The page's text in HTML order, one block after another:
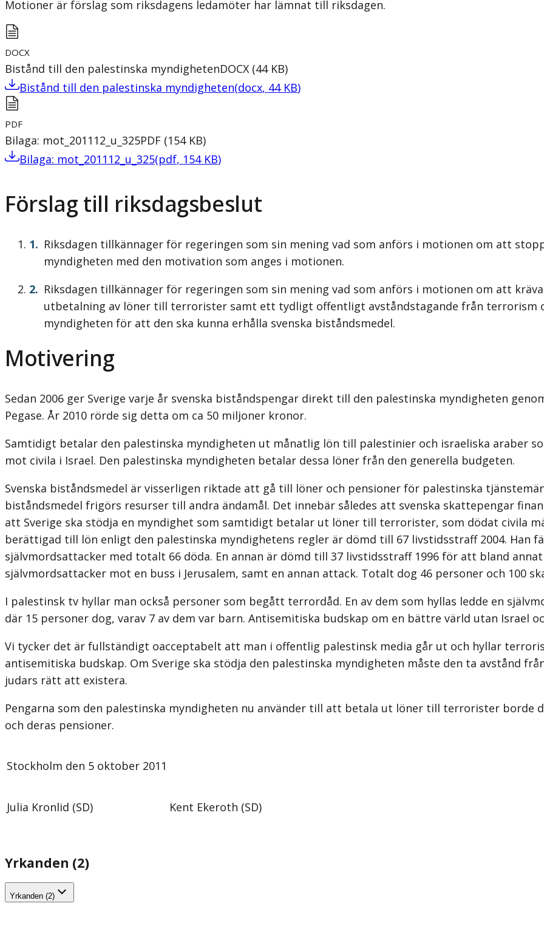
Motioner är förslag som riksdagens ledamöter har lämnat till riksdagen.
DOCX
Bistånd till den palestinska myndighetenDOCX (44 KB)
Bistånd till den palestinska myndigheten(docx, 44 KB)
PDF
Bilaga: mot_201112_u_325PDF (154 KB)
Bilaga: mot_201112_u_325(pdf, 154 KB)
Förslag till riksdagsbeslut
Riksdagen tillkännager för regeringen som sin mening vad som anförs i motionen om att
myndigheten med den motivation som anges i motionen.
Riksdagen tillkännager för regeringen som sin mening vad som anförs i motionen om att
utbetalning av löner till terrorister samt ett tydligt offentligt avståndstagande från terrorism
myndigheten för att den ska kunna erhålla svenska biståndsmedel.
Motivering
Sedan 2006 ger Sverige varje år svenska biståndspengar direkt till den palestinska myndigheten
Pegase. År 2010 rörde sig detta om ca 50 miljoner kronor.
Samtidigt betalar den palestinska myndigheten ut månatlig lön till palestinier och israeliska araber
mot civila i Israel. Den palestinska myndigheten betalar dessa löner från den generella budgeten.
Svenska biståndsmedel är visserligen riktade att gå till löner och pensioner för palestinska
biståndsmedel frigörs resurser till andra ändamål. Det innebär således att svenska skattepengar
att Sverige ska stödja en myndighet som samtidigt betalar ut löner till terrorister, som dödat civila
berättigad till lön enligt den palestinska myndighetens regler är dömd till 67 livstidsstraff 2004. Han
självmordsattacker med totalt 66 döda. En annan är dömd till 37 livstidsstraff 1996 för att bland
självmordsattacker mot en buss i Jerusalem, samt en annan attack. Totalt dog 46 personer och 100
I palestinsk tv hyllar man också personer som begått terrordåd. En av dem som hyllas ledde en
där 15 personer dog, varav 7 av dem var barn. Antisemitiska budskap om en bättre värld utan Israel
Vi tycker det är fullständigt oacceptabelt att man i offentlig palestinsk media går ut och hyllar
antisemitiska budskap. Om Sverige ska stödja den palestinska myndigheten måste den ta avstånd
judars rätt att existera.
Pengarna som den palestinska myndigheten nu använder till att betala ut löner till terrorister borde
och deras pensioner.
Stockholm den 5 oktober 2011
Julia Kronlid (SD) Kent Ekeroth (SD)
Yrkanden (2)
Yrkanden (2)